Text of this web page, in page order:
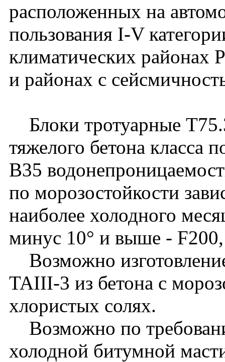
расположенных на
пользования I-V
климатических районах
и районах с
Блоки тротуарные
тяжелого бетона класса
B35
по морозостойкости
наиболее холодного
минус 10° и выше -
Возможно
TAIII-3 из бетона с
хлористых солях.
Возможно по
холодной битумной